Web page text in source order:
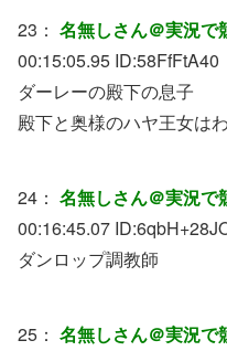
23： 名無しさん＠実況で
00:15:05.95 ID:58FfFtA40
ダーレーの殿下の息子
殿下と奥様のハヤ王女は
24： 名無しさん＠実況で
00:16:45.07 ID:
ダンロップ調教師
25： 名無しさん＠実況で